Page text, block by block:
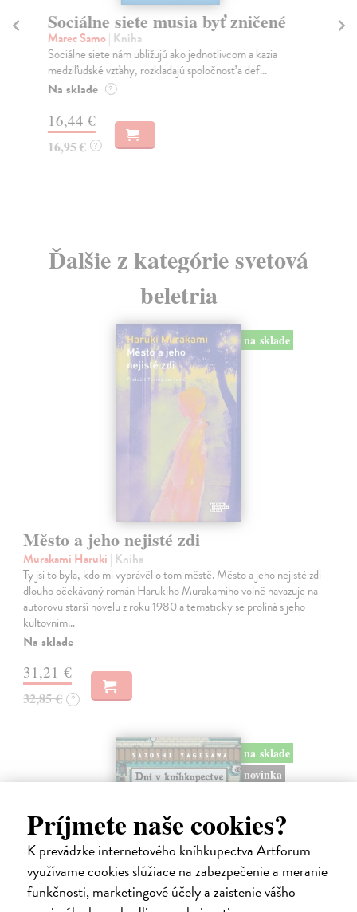
Príjmete naše cookies?
K prevádzke internetového kníhkupectva Artforum
využívame cookies slúžiace na zabezpečenie a meranie
funkčnosti, marketingové účely a zaistenie vášho
Sociálne siete musia byť zničené
Marec Samo| Kniha
Sociálne siete nám ubližujú ako jednotlivcom a kazia
medziľudské vzťahy, rozkladajú spoločnosť a def...
Na sklade ?
16,44 €
16,95 € ?
Ďalšie z kategórie svetová
beletria
na sklade
Město a jeho nejisté zdi
Murakami Haruki | Kniha
Ty jsi to byla, kdo mi vyprávěl o tom městě. Město a jeho nejisté zdi –
dlouho očekávaný román Harukiho Murakamiho volně navazuje na
autorovu starší novelu z roku 1980 a tematicky se prolíná s jeho
kultovním…
Na sklade
31,21 €
32,85 € ?
na sklade
novinka